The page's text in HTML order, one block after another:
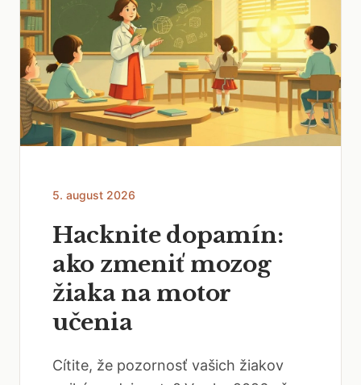
5. august 2026
Hacknite dopamín:
ako zmeniť mozog
žiaka na motor
učenia
Cítite, že pozornosť vašich žiakov